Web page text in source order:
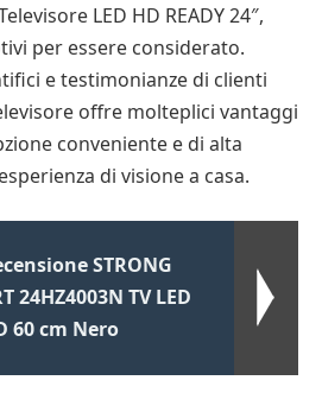
LED HD READY 24″,
per essere considerato.
e testimonianze di clienti
offre molteplici vantaggi
conveniente e di alta
di visione a casa.
STRONG
24HZ4003N TV LED
60 cm Nero